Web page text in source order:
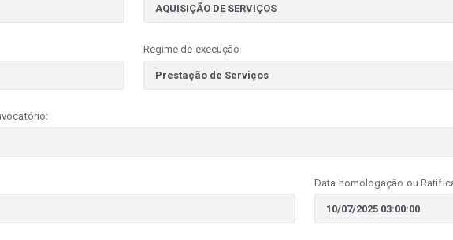
Regime de execução
Data homologação ou